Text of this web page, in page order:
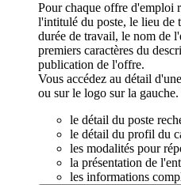
Pour chaque offre d'emploi
l'intitulé du poste, le lieu de
durée de travail, le nom de
premiers caractères du
publication de l'offre.
Vous accédez au détail
ou sur le logo sur la
le détail du poste
le détail du profil du
les modalités pour
la présentation de
les informations